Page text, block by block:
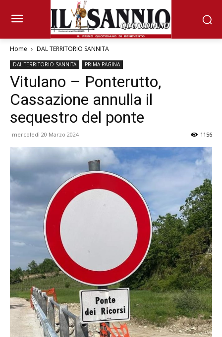
Home DAL TERRITORIO SANNITA
DAL TERRITORIO SANNITA PRIMA PAGINA
Vitulano – Ponterutto,
Cassazione annulla il
sequestro del ponte
mercoledì 20 Marzo 2024 1156